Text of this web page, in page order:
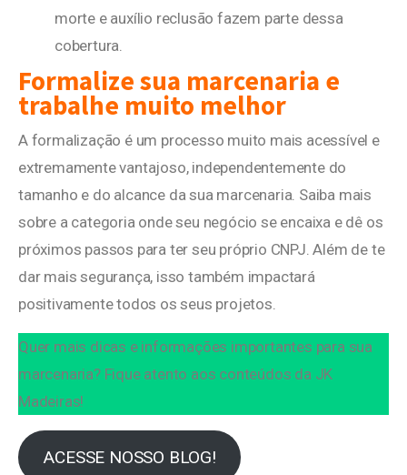
morte e auxílio reclusão fazem parte dessa
cobertura.
Formalize sua marcenaria e
trabalhe muito melhor
A formalização é um processo muito mais acessível e
extremamente vantajoso, independentemente do
tamanho e do alcance da sua marcenaria. Saiba mais
sobre a categoria onde seu negócio se encaixa e dê os
próximos passos para ter seu próprio CNPJ. Além de te
dar mais segurança, isso também impactará
positivamente todos os seus projetos.
Quer mais dicas e informações importantes para sua
marcenaria? Fique atento aos conteúdos da JK
Madeiras!
ACESSE NOSSO BLOG!